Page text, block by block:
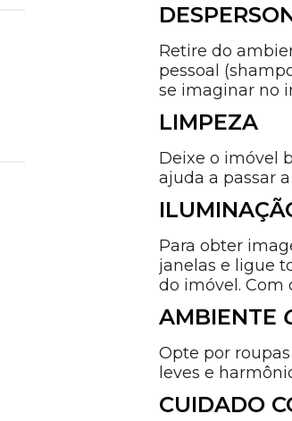
Retire do
pessoal
se imaginar no
LIMPEZA
Deixe o imóvel
ajuda a passar
Para obter
janelas e ligue
do imóvel. Com
AMBIENTE
Opte por
leves e
CUIDADO